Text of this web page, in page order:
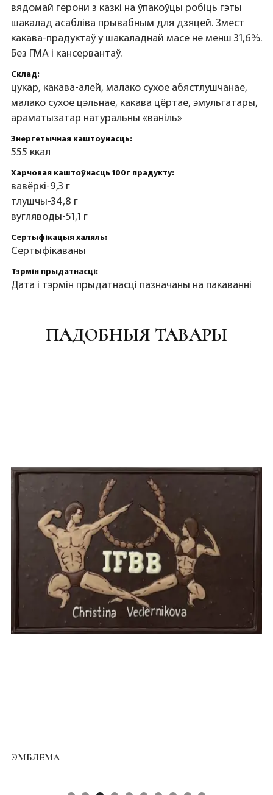
вядомай герони з казкі на ўпакоўцы робіць гэты
шакалад асабліва прывабным для дзяцей. Змест
какава-прадуктаў у шакаладнай масе не менш 31,6%.
Без ГМА і кансервантаў.
Склад:
цукар, какава-алей, малако сухое абястлушчанае,
малако сухое цэльнае, какава цёртае, эмульгатары,
араматызатар натуральны «ваніль»
Энергетычная каштоўнасць:
555 ккал
Харчовая каштоўнасць 100г прадукту:
вавёркі-9,3 г
тлушчы-34,8 г
вугляводы-51,1 г
Сертыфікацыя халяль:
Сертыфікаваны
Тэрмін прыдатнасці:
Дата і тэрмін прыдатнасці пазначаны на пакаванні
ПАДОБНЫЯ ТАВАРЫ
ЭМБЛЕМА